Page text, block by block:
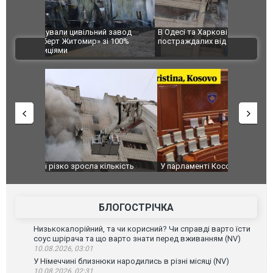
В Одесі та Харкові різко зросла кількість
постраждалих від обстрілу РФ
Ворог
двоє
після
ВІДЕО
У парламенті Косово прем'єра закидали яйцями
Приїхав
до
зіркового
БЛОГОСТРІЧКА
Низькокалорійний, та чи корисний? Чи справді варто їсти
соус шрірача та що варто знати перед вживанням (NV)
10.08.2026, 03:01
У Німеччині близнюки народились в різні місяці (NV)
10.08.2026, 02:31